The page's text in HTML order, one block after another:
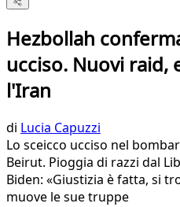
Hezbollah
ucciso. Nuovi raid,
l'Iran
di Lucia Capuzzi
Lo sceicco ucciso nel
Beirut. Pioggia di razzi dal
Biden: «Giustizia è fatta, si
muove le sue truppe